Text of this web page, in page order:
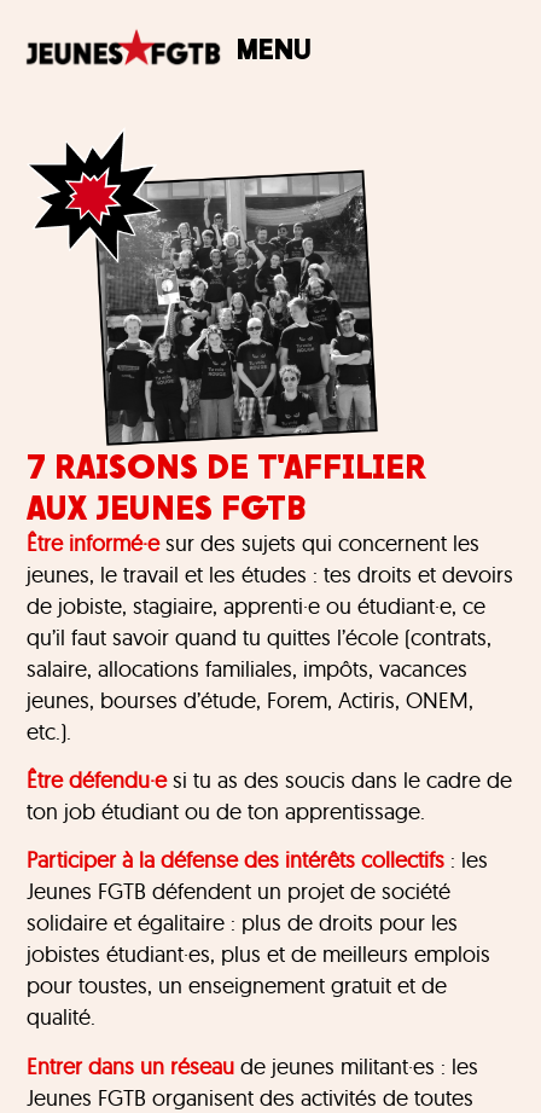
MENU
7 RAISONS DE T'AFFILIER
AUX JEUNES FGTB
Être informé·esur des sujets qui concernent les
jeunes, le travail et les études : tes droits et devoirs
de jobiste, stagiaire, apprenti·e ou étudiant·e, ce
qu’il faut savoir quand tu quittes l’école (contrats,
salaire, allocations familiales, impôts, vacances
jeunes, bourses d’étude, Forem, Actiris, ONEM,
etc.).
Être défendu·esi tu as des soucis dans le cadre de
ton job étudiant ou de ton apprentissage.
Participer à la défense des intérêts collectifs : les
Jeunes FGTB défendent un projet de société
solidaire et égalitaire : plus de droits pour les
jobistes étudiant·es, plus et de meilleurs emplois
pour toustes, un enseignement gratuit et de
qualité.
Entrer dans un réseau de jeunes militant·es : les
Jeunes FGTB organisent des activités de toutes